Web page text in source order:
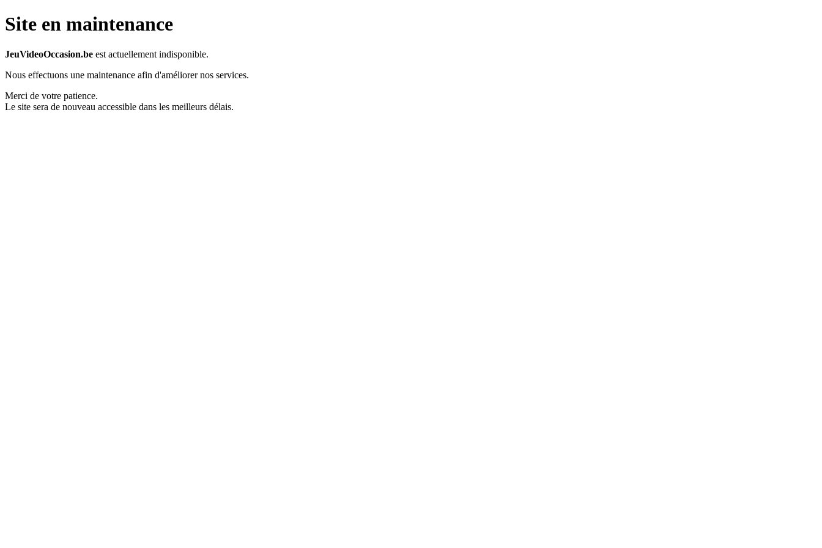
Site en maintenance
JeuVideoOccasion.be est actuellement indisponible.
Nous effectuons une maintenance afin d'améliorer nos services.
Merci de votre patience.
Le site sera de nouveau accessible dans les meilleurs délais.